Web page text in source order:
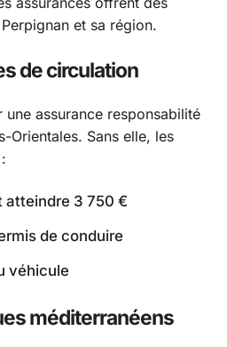
et sa région.
de circulation
assurance responsabilité
Orientales. Sans elle, les
atteindre 3 750 €
de conduire
véhicule
méditerranéens